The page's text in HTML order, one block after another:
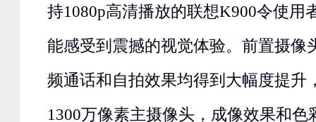
持1080p高清播放的联想K900令使用
能感受到震撼的视觉体验。前置摄像
频通话和自拍效果均得到大幅度提升
1300万像素主摄像头，成像效果和色